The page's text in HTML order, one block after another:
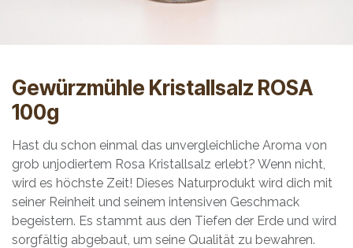
Gewürzmühle Kristallsalz ROSA
100g
Hast du schon einmal das unvergleichliche Aroma von
grob unjodiertem Rosa Kristallsalz erlebt? Wenn nicht,
wird es höchste Zeit! Dieses Naturprodukt wird dich mit
seiner Reinheit und seinem intensiven Geschmack
begeistern. Es stammt aus den Tiefen der Erde und wird
sorgfältig abgebaut, um seine Qualität zu bewahren.